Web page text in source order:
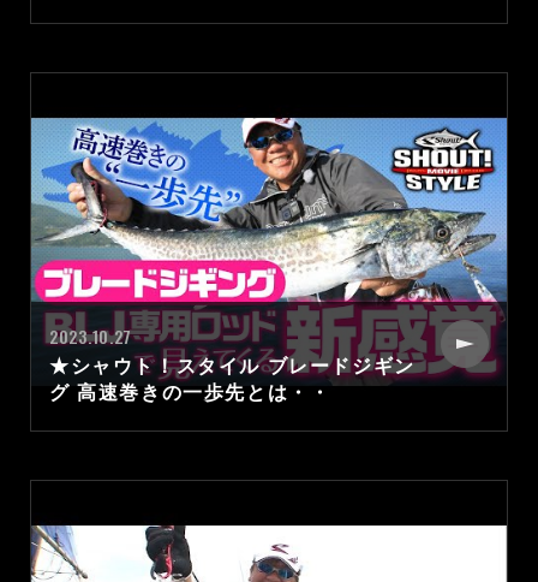
2023.10.27
★シャウト！スタイル ブレードジギン
グ 高速巻きの一歩先とは・・